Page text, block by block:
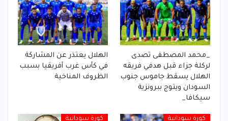
_محمد المصطفى تصدى
لركلة جزاء قبل هدفي فريقه
الهلال يسقط جاموس جنوب
السودان ويتوج ببرونزية
سيكافا_
الهلال يعتذر عن المشاركة
في كأس غرب أفريقيا بسبب
الظروف المناخية
كورة سودانية كورة سودانية